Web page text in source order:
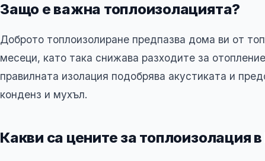
Защо е важна топлоизолацията?
Доброто топлоизолиране предпазва дома ви от
месеци, като така снижава разходите за
правилната изолация подобрява акустиката и
конденз и мухъл.
Какви са цените за топлоизолация